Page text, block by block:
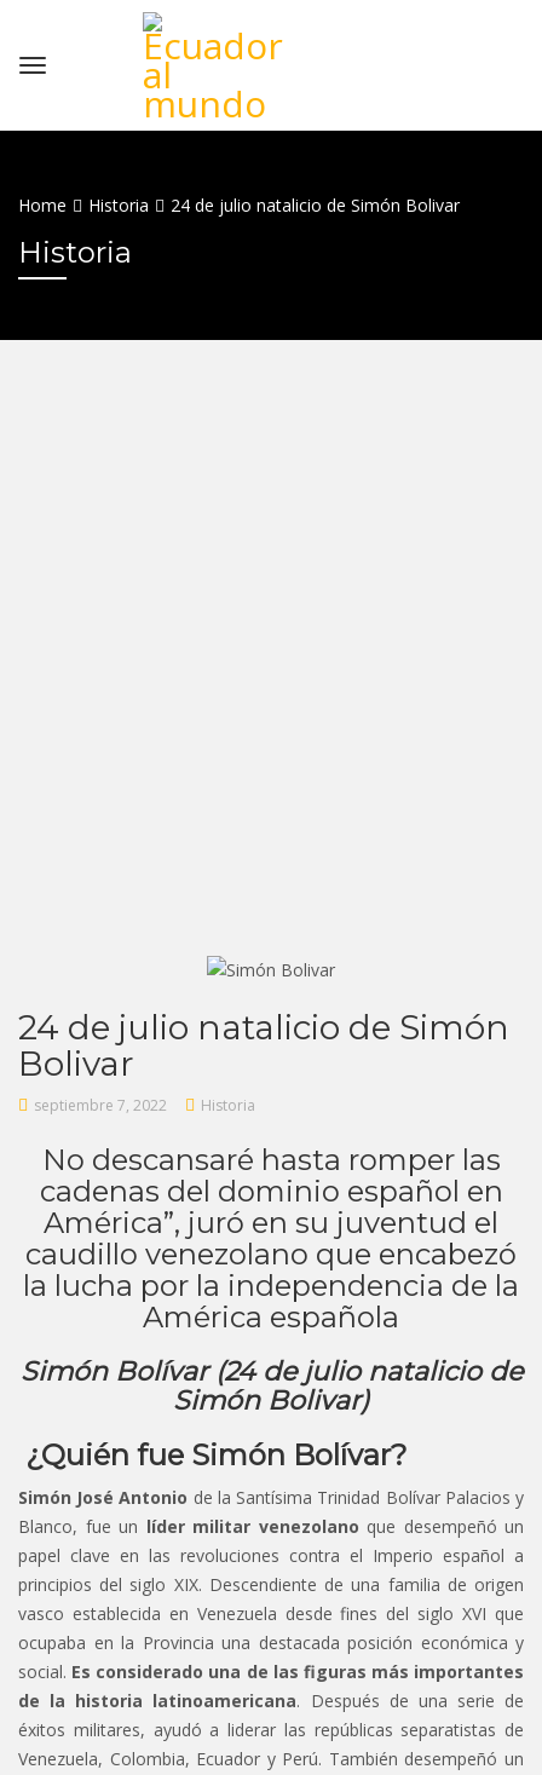
Home Historia 24 de julio natalicio de Simón Bolivar
Historia
24 de julio natalicio de Simón
Bolivar
septiembre 7, 2022 Historia
No descansaré hasta romper las
cadenas del dominio español en
América”, juró en su juventud el
caudillo venezolano que encabezó
la lucha por la independencia de la
América española
Simón Bolívar (24 de julio natalicio de
Simón Bolivar)
¿Quién fue Simón Bolívar?
Simón José Antonio de la Santísima Trinidad Bolívar Palacios y
Blanco, fue un líder militar venezolano que desempeñó un
papel clave en las revoluciones contra el Imperio español a
principios del siglo XIX. Descendiente de una familia de origen
vasco establecida en Venezuela desde fines del siglo XVI que
ocupaba en la Provincia una destacada posición económica y
social. Es considerado una de las figuras más importantes
de la historia latinoamericana. Después de una serie de
éxitos militares, ayudó a liderar las repúblicas separatistas de
Venezuela, Colombia, Ecuador y Perú. También desempeñó un